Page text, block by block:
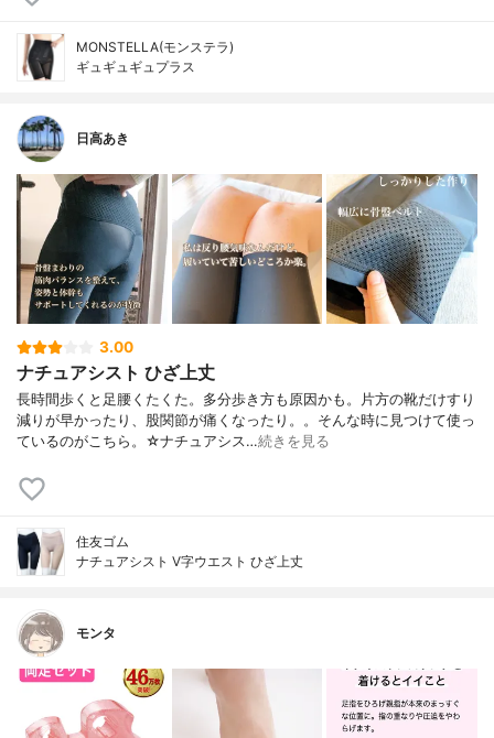
MONSTELLA(モンステラ)
ギュギュギュプラス
日高あき
3.00
ナチュアシスト ひざ上丈
長時間歩くと足腰くたくた。多分歩き方も原因かも。片方の靴だけすり
減りが早かったり、股関節が痛くなったり。。そんな時に見つけて使っ
ているのがこちら。☆ナチュアシス…続きを見る
住友ゴム
ナチュアシスト V字ウエスト ひざ上丈
モンタ